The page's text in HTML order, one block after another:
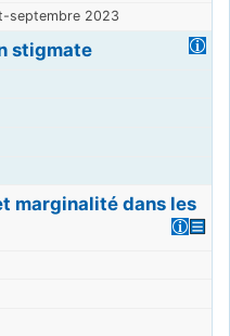
septembre 2023
stigmate
marginalité dans les